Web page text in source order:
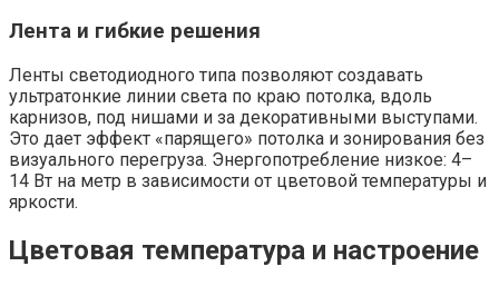
Лента и гибкие решения
Ленты светодиодного типа позволяют создавать
ультратонкие линии света по краю потолка, вдоль
карнизов, под нишами и за декоративными выступами.
Это дает эффект «парящего» потолка и зонирования без
визуального перегруза. Энергопотребление низкое: 4–
14 Вт на метр в зависимости от цветовой температуры и
яркости.
Цветовая температура и настроение